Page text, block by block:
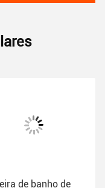
de banho de